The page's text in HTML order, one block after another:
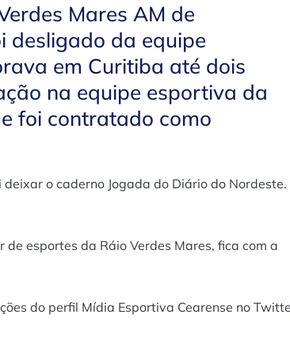
Mares AM de
desligado da equipe
em Curitiba até dois
na equipe esportiva da
foi contratado como
o caderno Jogada do Diário do Nordeste.
esportes da Ráio Verdes Mares, fica com a
do perfil Mídia Esportiva Cearense no